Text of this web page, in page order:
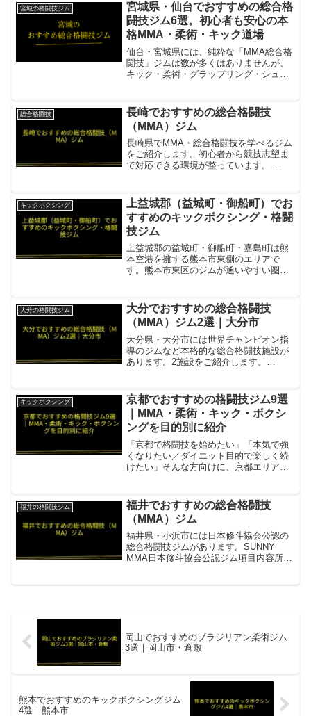
宮城の格闘技ジム
宮城県・仙台でおすすめの総合格
闘技ジム6選。初心者も安心の本
格MMA・柔術・キック道場
仙台・宮城県には、純粋な「MMA総合格
闘技」ジムは数が多くはありませんが、
キック・柔術・グラップリング・シュー
選びのポイント・注意点 ジャンルの包括
性MMAスタイル（...
総合格闘技
長崎でおすすめの総合格闘技
（MMA）ジム
長崎県でMMA・総合格闘技を学べるジム
をご紹介します。初心者から競技志望ま
で対応できる環境が整っています。
柱。9歳〜73歳まで在籍。ドロップイン
¥3,000項目...
キックボクシング
上益城郡（益城町・御船町）でお
すすめのキックボクシング・格闘
技ジム
上益城郡の益城町・御船町・嘉島町は熊
本空港を擁する熊本市東側のエリアで
す。熊本市東区のジムが通いやすい圏内
STUDIO 健軍スタジオ上益城郡から車約
15〜...
大分の格闘技ジム
大分でおすすめの総合格闘技
（MMA）ジム2選｜大分市
大分県・大分市には世界チャンピオン指
導のジムなど本格的な総合格闘技施設が
あります。2施設をご紹介します。
分最高峰のジム項目内容所在地／最寄駅
大分市長浜町1丁...
キックボクシング
京都でおすすめの格闘技ジム9選
｜MMA・柔術・キック・ボクシ
ングを目的別に紹介
「京都で格闘技を始めたい」「本気で強
くなりたい／ダイエット目的で楽しく続
けたい」そんな方向けに、京都エリアで
時間は変更されることがあるので、最終
確認は各ジムの案内をご...
福井の格闘技ジム
福井でおすすめの総合格闘技
（MMA）ジム
福井県・小浜市には日本修斗協会公認の
総合格闘技ジムがあります。SUNNY
MMA日本修斗協会公認ジム項目内容所在
岡山でおすすめのブラジリアン柔術ジム
3選｜岡山市・倉敷
熊本でおすすめのキックボクシングジム
4選｜熊本市